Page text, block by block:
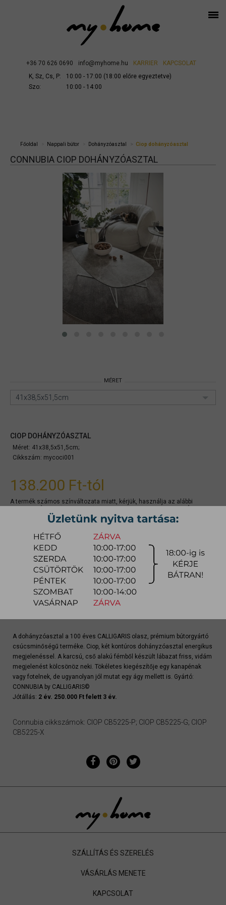
+36 70 626 0690 info@myhome.hu KARRIER
KAPCSOLAT
K, Sz, Cs, P:
10:00 - 17:00 (18:00 előre egyeztetve)
Szo:
10:00 - 14:00
Főoldal Nappali bútor Dohányzóasztal Ciop dohányzóasztal
CONNUBIA CIOP DOHÁNYZÓASZTAL
MÉRET
41x38,5x51,5cm
CIOP DOHÁNYZÓASZTAL
Méret: 41x38,5x51,5cm;
Cikkszám: mycoci001
138.200 Ft-tól
A termék számos színváltozata miatt, kérjük, használja az alábbi
AJÁNLATOT a konkrét színre, mivel kedvezmények is elérhetők lehetnek.
gyors ajánlat
Raktárra érkezés:
4-8 hét
Szállítási módja: bútorszállító
Készlet info: gyártásra
Szállítás, szerelés díjtáblázat (országos)
A dohányzóasztal a 100 éves CALLIGARIS olasz, prémium bútorgyártó
csúcsminőségű terméke. Ciop, két kontúros dohányzóasztal energikus
megjelenéssel. A karcsú, cső alakú fémből készült lábazat friss, vidám
megjelenést kölcsönöz neki. Tökéletes kiegészítője egy kanapénak
vagy fotelnek, de ugyanolyan jól mutat egy ágy mellett is. Gyártó:
CONNUBIA by CALLIGARIS©
Jótállás: 2 év. 250.000 Ft felett 3 év.
Connubia cikkszámok: CIOP CB5225-P; CIOP CB5225-G; CIOP
CB5225-X
SZÁLLÍTÁS ÉS SZERELÉS
VÁSÁRLÁS MENETE
KAPCSOLAT